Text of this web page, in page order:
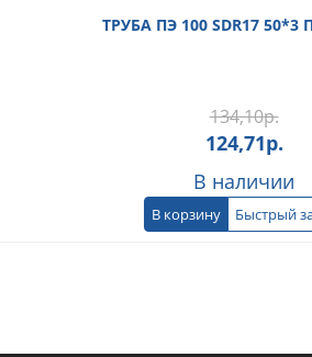
ТРУБА ПЭ 100 SDR17 50*3
134,10р.
124,71р.
В наличии
В корзину Быстрый